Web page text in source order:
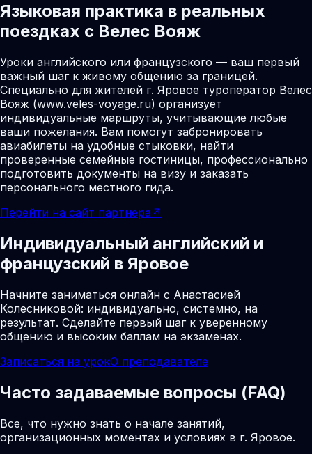
Языковая практика в реальных
поездках с Велес Вояж
Уроки английского или французского — ваш первый
важный шаг к живому общению за границей.
Специально для жителей г. Яровое туроператор Велес
Вояж (www.veles-voyage.ru) организует
индивидуальные маршруты, учитывающие любые
ваши пожелания. Вам помогут забронировать
авиабилеты на удобные стыковки, найти
проверенные семейные гостиницы, профессионально
подготовить документы на визу и заказать
персонального местного гида.
Перейти на сайт партнера ↗
Индивидуальный английский и
французский в Яровое
Начните заниматься онлайн с Анастасией
Колесниковой: индивидуально, системно, на
результат. Сделайте первый шаг к уверенному
общению и высоким баллам на экзаменах.
Записаться на урокО преподавателе
Часто задаваемые вопросы (FAQ)
Все, что нужно знать о начале занятий,
организационных моментах и условиях в г. Яровое.